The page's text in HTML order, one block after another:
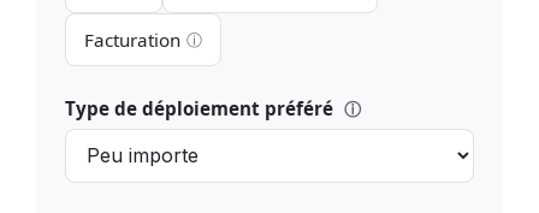
Facturation ⓘ
Type de déploiement préféré ⓘ